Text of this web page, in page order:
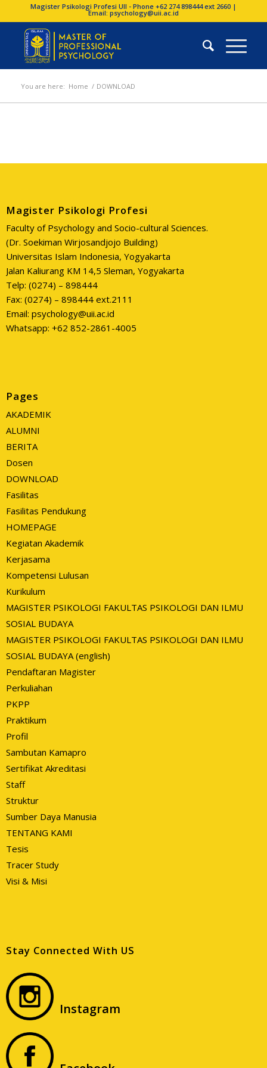
Magister Psikologi Profesi UII - Phone +62 274 898444 ext 2660 |
Email: psychology@uii.ac.id
You are here: Home / DOWNLOAD
Magister Psikologi Profesi
Faculty of Psychology and Socio-cultural Sciences.
(Dr. Soekiman Wirjosandjojo Building)
Universitas Islam Indonesia, Yogyakarta
Jalan Kaliurang KM 14,5 Sleman, Yogyakarta
Telp: (0274) – 898444
Fax: (0274) – 898444 ext.2111
Email: psychology@uii.ac.id
Whatsapp: +62 852-2861-4005
Pages
AKADEMIK
ALUMNI
BERITA
Dosen
DOWNLOAD
Fasilitas
Fasilitas Pendukung
HOMEPAGE
Kegiatan Akademik
Kerjasama
Kompetensi Lulusan
Kurikulum
MAGISTER PSIKOLOGI FAKULTAS PSIKOLOGI DAN ILMU
SOSIAL BUDAYA
MAGISTER PSIKOLOGI FAKULTAS PSIKOLOGI DAN ILMU
SOSIAL BUDAYA (english)
Pendaftaran Magister
Perkuliahan
PKPP
Praktikum
Profil
Sambutan Kamapro
Sertifikat Akreditasi
Staff
Struktur
Sumber Daya Manusia
TENTANG KAMI
Tesis
Tracer Study
Visi & Misi
Stay Connected With US
Instagram